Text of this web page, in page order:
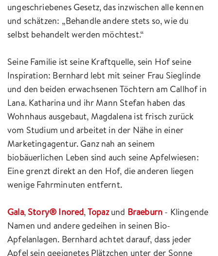
ungeschriebenes Gesetz, das inzwischen alle kennen
und schätzen: „Behandle andere stets so, wie du
selbst behandelt werden möchtest.“
Seine Familie ist seine Kraftquelle, sein Hof seine
Inspiration: Bernhard lebt mit seiner Frau Sieglinde
und den beiden erwachsenen Töchtern am Callhof in
Lana. Katharina und ihr Mann Stefan haben das
Wohnhaus ausgebaut, Magdalena ist frisch zurück
vom Studium und arbeitet in der Nähe in einer
Marketingagentur. Ganz nah an seinem
biobäuerlichen Leben sind auch seine Apfelwiesen:
Eine grenzt direkt an den Hof, die anderen liegen
wenige Fahrminuten entfernt.
Gala, Story® Inored,Topazund Braeburn - Klingende
Namen und andere gedeihen in seinen Bio-
Apfelanlagen. Bernhard achtet darauf, dass jeder
Apfel sein geeignetes Plätzchen unter der Sonne